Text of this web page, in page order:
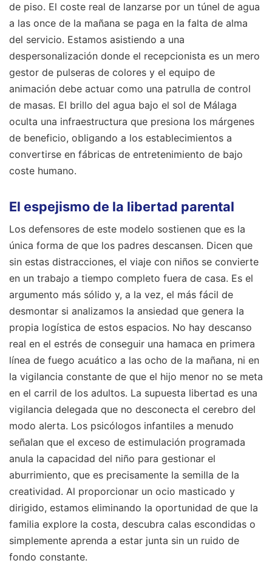
de piso. El coste real de lanzarse por un túnel de agua
a las once de la mañana se paga en la falta de alma
del servicio. Estamos asistiendo a una
despersonalización donde el recepcionista es un mero
gestor de pulseras de colores y el equipo de
animación debe actuar como una patrulla de control
de masas. El brillo del agua bajo el sol de Málaga
oculta una infraestructura que presiona los márgenes
de beneficio, obligando a los establecimientos a
convertirse en fábricas de entretenimiento de bajo
coste humano.
El espejismo de la libertad parental
Los defensores de este modelo sostienen que es la
única forma de que los padres descansen. Dicen que
sin estas distracciones, el viaje con niños se convierte
en un trabajo a tiempo completo fuera de casa. Es el
argumento más sólido y, a la vez, el más fácil de
desmontar si analizamos la ansiedad que genera la
propia logística de estos espacios. No hay descanso
real en el estrés de conseguir una hamaca en primera
línea de fuego acuático a las ocho de la mañana, ni en
la vigilancia constante de que el hijo menor no se meta
en el carril de los adultos. La supuesta libertad es una
vigilancia delegada que no desconecta el cerebro del
modo alerta. Los psicólogos infantiles a menudo
señalan que el exceso de estimulación programada
anula la capacidad del niño para gestionar el
aburrimiento, que es precisamente la semilla de la
creatividad. Al proporcionar un ocio masticado y
dirigido, estamos eliminando la oportunidad de que la
familia explore la costa, descubra calas escondidas o
simplemente aprenda a estar junta sin un ruido de
fondo constante.